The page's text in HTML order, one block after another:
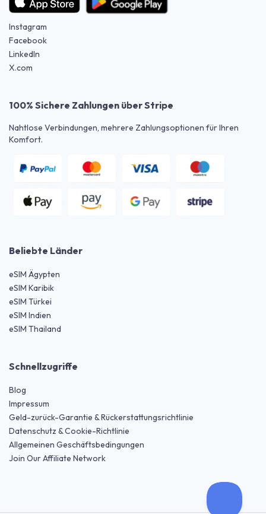
Instagram
Facebook
LinkedIn
X.com
100% Sichere Zahlungen über Stripe
Nahtlose Verbindungen, mehrere Zahlungsoptionen für Ihren
Komfort.
Beliebte Länder
eSIM Ägypten
eSIM Karibik
eSIM Türkei
eSIM Indien
eSIM Thailand
Schnellzugriffe
Blog
Impressum
Geld-zurück-Garantie & Rückerstattungsrichtlinie
Datenschutz & Cookie-Richtlinie
Allgemeinen Geschäftsbedingungen
Join Our Affiliate Network